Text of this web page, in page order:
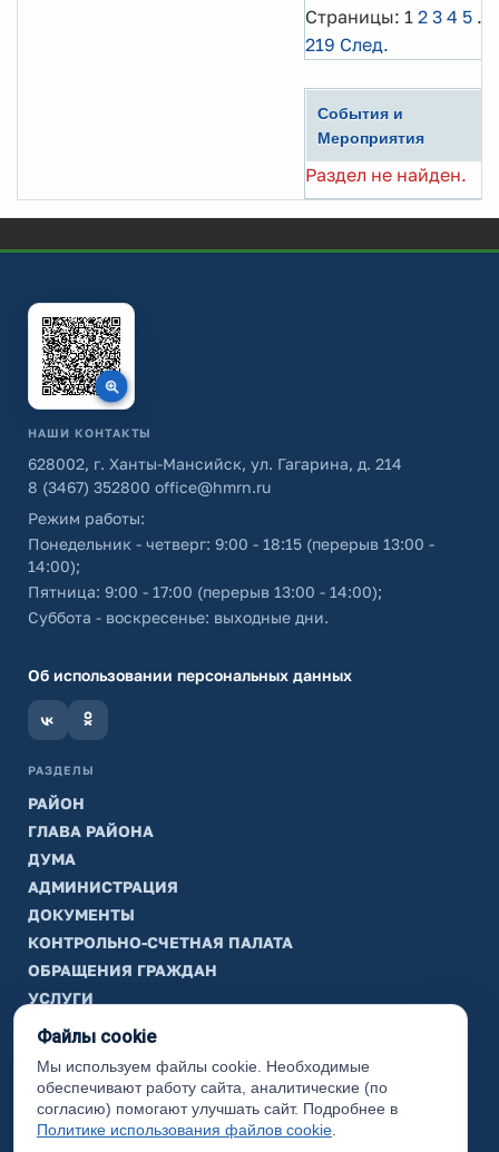
Страницы: 1 2 3 4 5 ...
219 След.
События и
Мероприятия
Раздел не найден.
НАШИ КОНТАКТЫ
628002, г. Ханты-Мансийск, ул. Гагарина, д. 214
8 (3467) 352800 office@hmrn.ru
Режим работы:
Понедельник - четверг: 9:00 - 18:15 (перерыв 13:00 -
14:00);
Пятница: 9:00 - 17:00 (перерыв 13:00 - 14:00);
Суббота - воскресенье: выходные дни.
Об использовании персональных данных
РАЗДЕЛЫ
РАЙОН
ГЛАВА РАЙОНА
ДУМА
АДМИНИСТРАЦИЯ
ДОКУМЕНТЫ
КОНТРОЛЬНО-СЧЕТНАЯ ПАЛАТА
ОБРАЩЕНИЯ ГРАЖДАН
УСЛУГИ
ТИК
ИНФОРМАЦИЯ
Законодательная карта
Карта сайта
Файлы cookie
Мы используем файлы cookie. Необходимые
обеспечивают работу сайта, аналитические (по
согласию) помогают улучшать сайт. Подробнее в
Политике использования файлов cookie